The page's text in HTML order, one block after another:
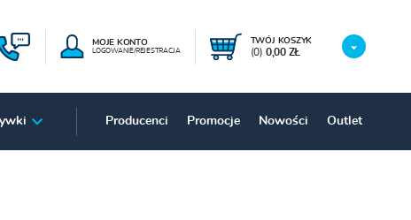
MOJE KONTO
LOGOWANIE/REJESTRACJA
TWÓJ KOSZYK
(0) 0,00 ZŁ
Producenci Promocje Nowości Outlet